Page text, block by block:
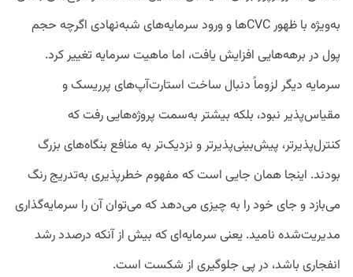
به‌ویژه با ظهور CVCها و ورود سرمایه‌های شبه‌نهادی اگرچه حجم
پول در برهه‌هایی افزایش یافت، اما ماهیت سرمایه تغییر کرد.
سرمایه دیگر لزوماً دنبال ساخت استارت‌آپ‌های پرریسک و
مقیاس‌پذیر نبود، بلکه بیشتر به‌سمت پروژه‌هایی رفت که
کنترل‌پذیر‌تر، پیش‌بینی‌پذیر‌تر و نزدیک‌تر به منافع بنگاه‌های بزرگ
بودند. اینجا همان جایی است که مفهوم خطرپذیری به‌تدریج رنگ
می‌بازد و جای خود را به چیزی می‌دهد که می‌توان آن را سرمایه‌گذاری
مدیریت‌شده نامید. یعنی سرمایه‌ای که بیش از آنکه درصدد رشد
انفجاری باشد، در پی جلوگیری از شکست است.